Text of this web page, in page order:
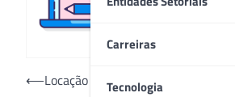
Carreiras
Tecnologia
Navegação
⟵Locação de equipamentos para